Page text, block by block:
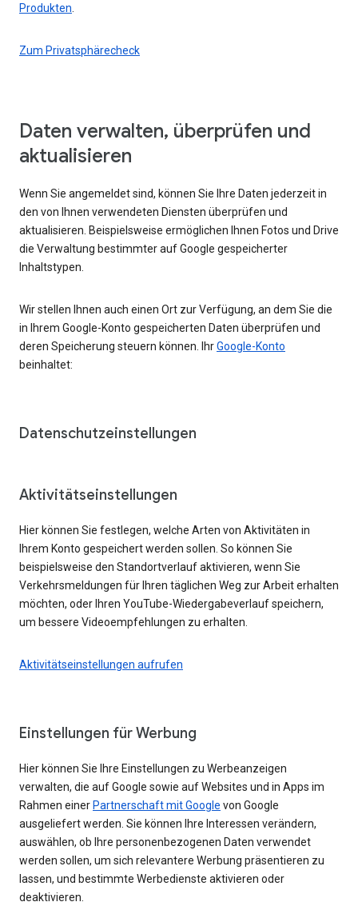
Produkten
Zum Privatsphärecheck
Daten verwalten, überprüfen und
aktualisieren
Wenn Sie angemeldet sind, können Sie Ihre Daten jederzeit in
den von Ihnen verwendeten Diensten überprüfen und
aktualisieren. Beispielsweise ermöglichen Ihnen Fotos und Drive
die Verwaltung bestimmter auf Google gespeicherter
Inhaltstypen.
Wir stellen Ihnen auch einen Ort zur Verfügung, an dem Sie die
in Ihrem Google-Konto gespeicherten Daten überprüfen und
deren Speicherung steuern können. IhrGoogle-Konto
beinhaltet:
Datenschutzeinstellungen
Aktivitätseinstellungen
Hier können Sie festlegen, welche Arten von Aktivitäten in
Ihrem Konto gespeichert werden sollen. So können Sie
beispielsweise den Standortverlauf aktivieren, wenn Sie
Verkehrsmeldungen für Ihren täglichen Weg zur Arbeit erhalten
möchten, oder Ihren YouTube-Wiedergabeverlauf speichern,
um bessere Videoempfehlungen zu erhalten.
Aktivitätseinstellungen aufrufen
Einstellungen für Werbung
Hier können Sie Ihre Einstellungen zu Werbeanzeigen
verwalten, die auf Google sowie auf Websites und in Apps im
Rahmen einer Partnerschaft mit Google von Google
ausgeliefert werden. Sie können Ihre Interessen verändern,
auswählen, ob Ihre personenbezogenen Daten verwendet
werden sollen, um sich relevantere Werbung präsentieren zu
lassen, und bestimmte Werbedienste aktivieren oder
deaktivieren.